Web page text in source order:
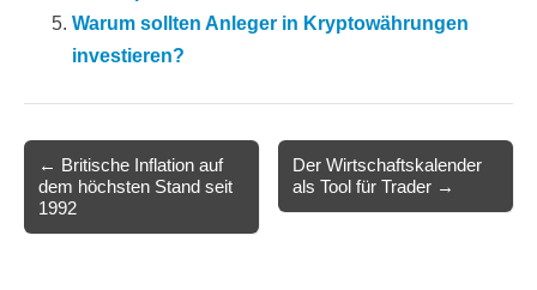
Warum sollten Anleger in Kryptowährungen
investieren?
navigation
← Britische Inflation auf
dem höchsten Stand seit
1992
Der Wirtschaftskalender
als Tool für Trader →